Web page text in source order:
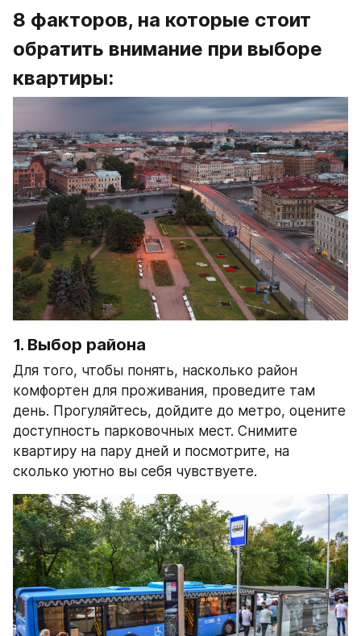
8 факторов, на которые стоит
обратить внимание при выборе
квартиры:
1. Выбор района
Для того, чтобы понять, насколько район
комфортен для проживания, проведите там
день. Прогуляйтесь, дойдите до метро, оцените
доступность парковочных мест. Снимите
квартиру на пару дней и посмотрите, на
сколько уютно вы себя чувствуете.